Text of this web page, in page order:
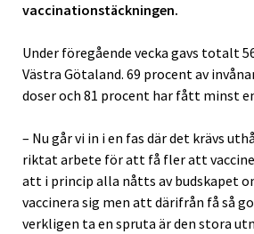
vaccinationstäckningen.
Under föregående vecka gavs totalt
Västra Götaland. 69 procent av
doser och 81 procent har fått minst
– Nu går vi in i en fas där det krävs
riktat arbete för att få fler att
att i princip alla nåtts av budskapet
vaccinera sig men att därifrån få så
verkligen ta en spruta är den stora